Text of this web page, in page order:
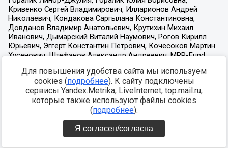
Для повышения удобства сайта мы используем
cookies (подробнее). К сайту подключены
сервисы Yandex.Metrika, LiveInternet, top.mail.ru,
которые также используют файлы cookies
(подробнее).
Я согласен/согласна